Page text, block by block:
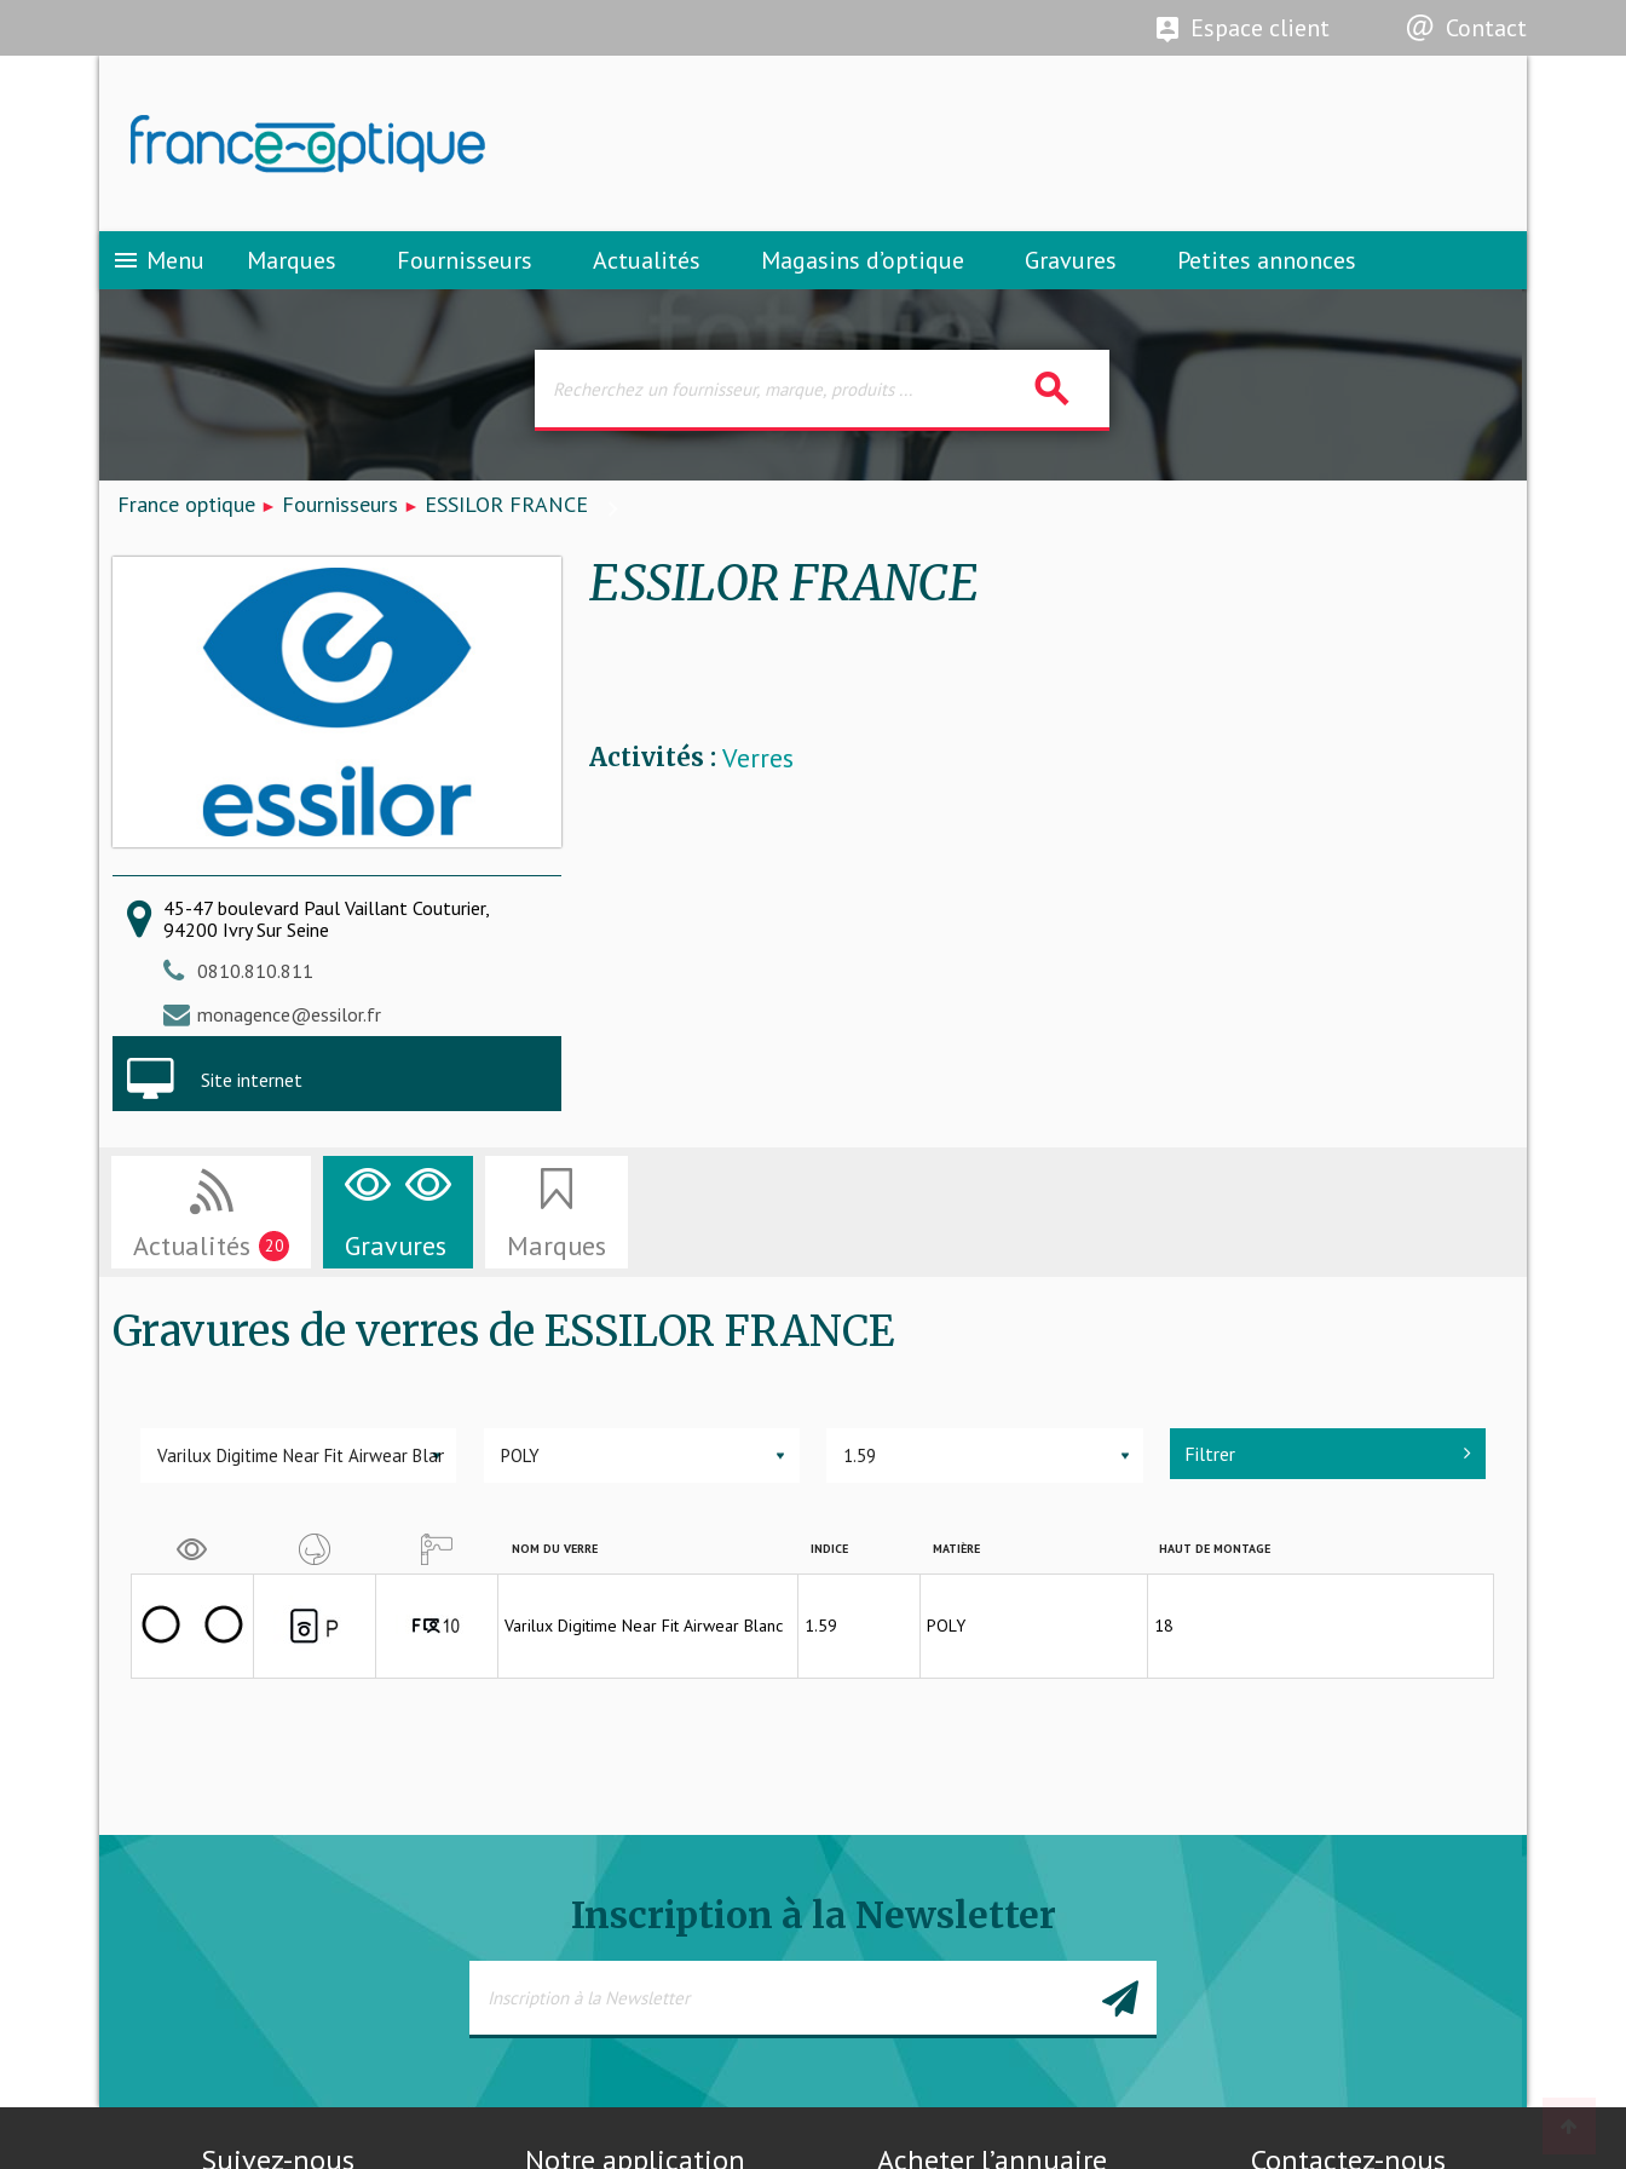
Espace client Contact
menu Menu Marques Fournisseurs Actualités Magasins d’optique Gravures Petites annonces
search
France optique Fournisseurs ESSILOR FRANCE
45-47 boulevard Paul Vaillant Couturier,
94200 Ivry Sur Seine
0810.810.811
monagence@essilor.fr
Site internet
ESSILOR FRANCE
Activités : Verres
Actualités 20 Gravures Marques
Gravures de verres de ESSILOR FRANCE
Filtrer
NOM DU VERRE INDICE MATIÈRE HAUT DE MONTAGE
Varilux Digitime Near Fit Airwear Blanc 1.59 POLY 18
Inscription à la Newsletter
Suivez-nous Notre application Acheter l’annuaire Contactez-nous